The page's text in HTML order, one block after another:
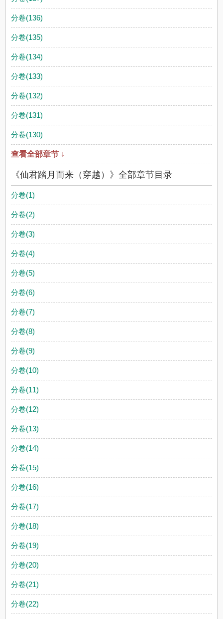
分卷(136)
分卷(135)
分卷(134)
分卷(133)
分卷(132)
分卷(131)
分卷(130)
查看全部章节 ↓
《仙君踏月而来（穿越）》全部章节目录
分卷(1)
分卷(2)
分卷(3)
分卷(4)
分卷(5)
分卷(6)
分卷(7)
分卷(8)
分卷(9)
分卷(10)
分卷(11)
分卷(12)
分卷(13)
分卷(14)
分卷(15)
分卷(16)
分卷(17)
分卷(18)
分卷(19)
分卷(20)
分卷(21)
分卷(22)